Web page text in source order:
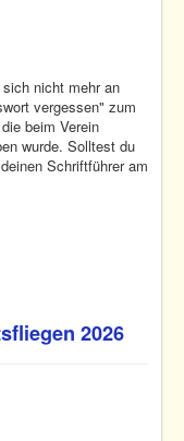
nicht mehr an
vergessen" zum
beim Verein
wurde. Solltest du
Schriftführer am
2026